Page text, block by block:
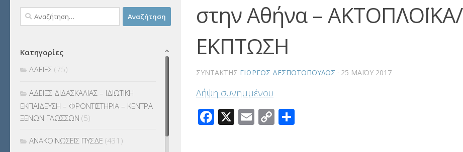
στην Αθήνα – ΑΚΤΟΠΛΟΪΚΑ/
ΕΚΠΤΩΣΗ
ΣΥΝΤΆΚΤΗΣ ΓΙΏΡΓΟΣ ΔΕΣΠΟΤΌΠΟΥΛΟΣ · 25 ΜΑΪ́ΟΥ 2017
Λήψη συνημμένου
Facebook
X Email
Copy
Αναζήτηση
για:
Κατηγορίες
ΑΔΕΙΕΣ (75)
ΑΔΕΙΕΣ ΔΙΔΑΣΚΑΛΙΑΣ – ΙΔΙΩΤΙΚΗ
ΕΚΠΑΙΔΕΥΣΗ – ΦΡΟΝΤΙΣΤΗΡΙΑ – ΚΕΝΤΡΑ
ΞΕΝΩΝ ΓΛΩΣΣΩΝ (5)
ΑΝΑΚΟΙΝΩΣΕΙΣ ΠΥΣΔΕ (431)